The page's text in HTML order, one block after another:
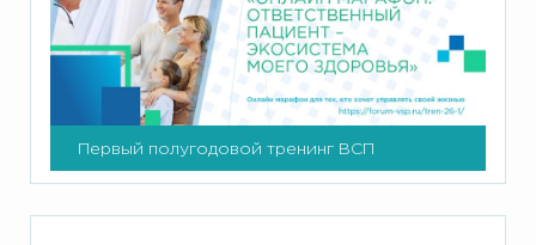
Первый полугодовой тренинг ВСП